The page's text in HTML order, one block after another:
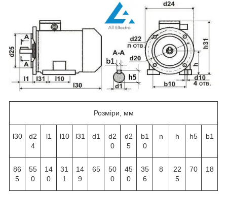
Розміри, мм
l30
d2
4
l1 l10 l31 d1
d2
0
d2
5
b1
0
n h h5 b1
86
5
55
0
14
0
31
1
14
9
65
50
0
45
0
35
6
8
22
5
70 18